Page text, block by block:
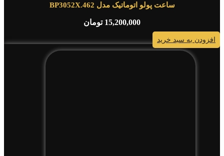
ساعت پولو اتوماتیک مدل BP3052X.462
15,200,000 تومان
افزودن به سبد خرید